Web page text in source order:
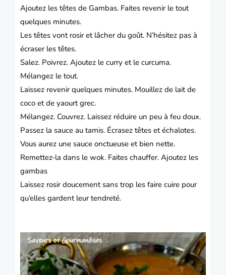
Ajoutez les têtes de Gambas. Faites revenir le tout
quelques minutes.
Les têtes vont rosir et lâcher du goût. N’hésitez pas à
écraser les têtes.
Salez. Poivrez. Ajoutez le curry et le curcuma.
Mélangez le tout.
Laissez revenir quelques minutes. Mouillez de lait de
coco et de yaourt grec.
Mélangez. Couvrez. Laissez réduire un peu à feu doux.
Passez la sauce au tamis. Écrasez têtes et échalotes.
Vous aurez une sauce onctueuse et bien nette.
Remettez-la dans le wok. Faites chauffer. Ajoutez les
gambas
Laissez rosir doucement sans trop les faire cuire pour
qu’elles gardent leur tendreté.